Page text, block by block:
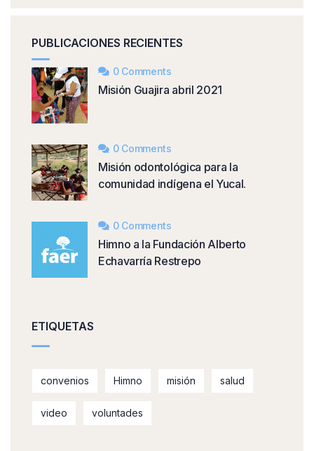
PUBLICACIONES RECIENTES
0 Comments
Misión Guajira abril 2021
0 Comments
Misión odontológica para la
comunidad indígena el Yucal.
0 Comments
Himno a la Fundación Alberto
Echavarría Restrepo
ETIQUETAS
convenios Himno misión salud
video voluntades